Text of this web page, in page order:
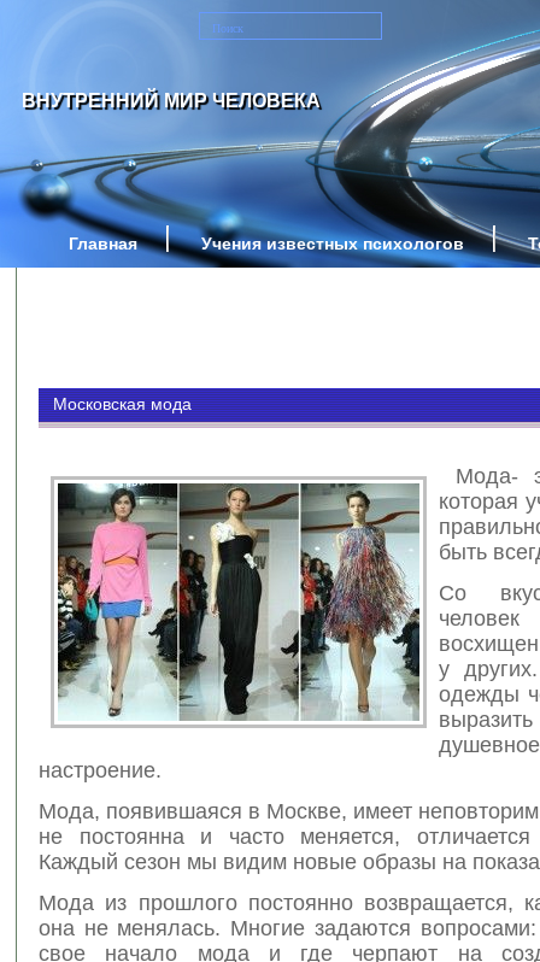
ВНУТРЕННИЙ МИР ЧЕЛОВЕКА
Главная Учения известных психологов
Московская мода
Мода-
которая
быть
Со
у
одежды
настроение.
Мода, появившаяся в Москве, имеет
не постоянна и часто меняется,
Каждый сезон мы видим новые образы на
Мода из прошлого постоянно возвращается,
она не менялась. Многие задаются вопросами:
свое начало мода и где черпают на